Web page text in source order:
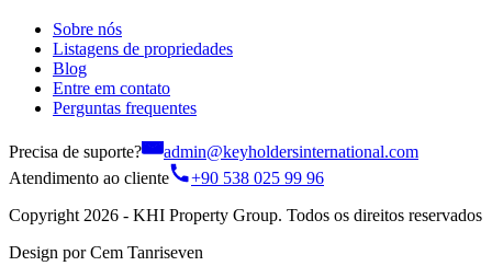
Sobre nós
Listagens de propriedades
Blog
Entre em contato
Perguntas frequentes
Precisa de suporte?
admin@keyholdersinternational.com
Atendimento ao cliente
+90 538 025 99 96
Copyright 2026 - KHI Property Group. Todos os direitos reservados
Design por Cem Tanriseven